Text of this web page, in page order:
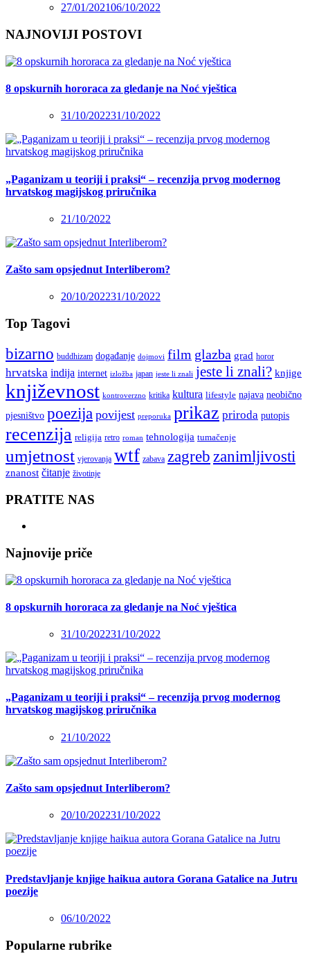
27/01/202106/10/2022
NAJNOVIJI POSTOVI
8 opskurnih hororaca za gledanje na Noć vještica
31/10/202231/10/2022
„Paganizam u teoriji i praksi“ – recenzija prvog modernog
hrvatskog magijskog priručnika
21/10/2022
Zašto sam opsjednut Interliberom?
20/10/202231/10/2022
Top Tagovi
bizarno buddhizam događanje dojmovi film glazba grad horor
hrvatska indija internet izložba japan jeste li znali jeste li znali? knjige
književnost kontroverzno kritika kultura lifestyle najava neobično
pjesništvo poezija povijest preporuka prikaz priroda putopis
recenzija religija retro roman tehnologija tumačenje
umjetnost vjerovanja wtf zabava zagreb zanimljivosti
znanost čitanje životinje
PRATITE NAS
Najnovije priče
8 opskurnih hororaca za gledanje na Noć vještica
31/10/202231/10/2022
„Paganizam u teoriji i praksi“ – recenzija prvog modernog
hrvatskog magijskog priručnika
21/10/2022
Zašto sam opsjednut Interliberom?
20/10/202231/10/2022
Predstavljanje knjige haikua autora Gorana Gatalice na Jutru
poezije
06/10/2022
Popularne rubrike